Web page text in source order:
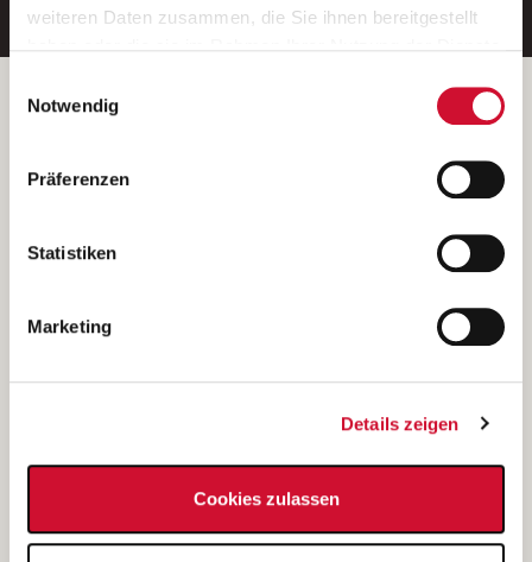
weiteren Daten zusammen, die Sie ihnen bereitgestellt
Wenn Sie auf „Cookies zulassen“ klicken, so stimmen
Sie der Speicherung sämtlicher Cookies zu. Sie können
Ihre Einwilligung selbstverständlich jederzeit widerrufen,
indem Sie die Cookie-Einstellungen aufrufen und diese
unsererDatenschutzerklärung
Notwendig
Präferenzen
Statistiken
Marketing
Details zeigen
Cookies zulassen
Betreiber der Webseite
Kantstraße 45a
(Ein Tochterunternehmen des AWO Bezirksverbandes Unterfranken
e.V.)
Bewerbung als Altenpflegehelfer*in
Bewerbung als Erzieher*in